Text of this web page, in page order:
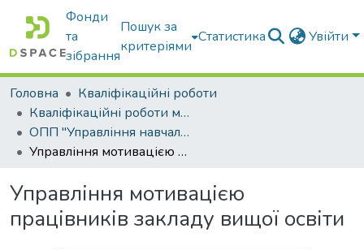
Фонди
та
зібрання
Пошук за
критеріями
Статистика Увійти
Головна
Кваліфікаційні роботи
Кваліфікаційні роботи магістрів
ОПП "Управління навчальним закладом"
Управління мотивацією працівників закладу вищої освіти
Управління мотивацією
працівників закладу вищої освіти